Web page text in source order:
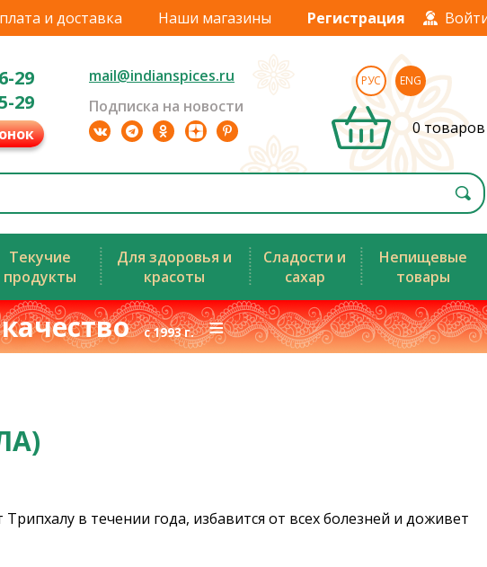
и доставка Наши магазины Регистрация
29
29
mail@indianspices.ru
Подписка на новости
РУС ENG
0 товаров
Текучие
продукты
Для здоровья и
красоты
Сладости и
сахар
Непищевые
товары
с 1993 г.≡
в течении года, избавится от всех болезней и доживет